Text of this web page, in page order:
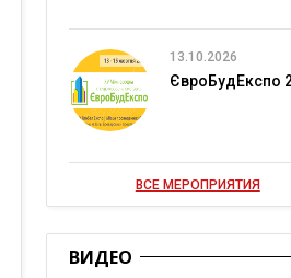
13.10.2026
ЄвроБудЕкспо
ВСЕ МЕРОПРИЯТИЯ
ВИДЕО